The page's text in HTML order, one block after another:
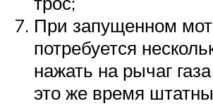
При запущенном
потребуется
нажать на рычаг
это же время